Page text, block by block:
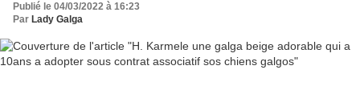
Publié le 04/03/2022 à 16:23
Par Lady Galga